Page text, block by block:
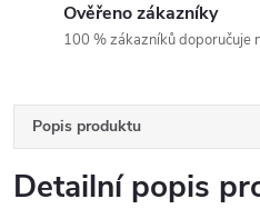
Ověřeno zákazníky
100 % zákazníků doporučuje
Popis produktu
Detailní popis